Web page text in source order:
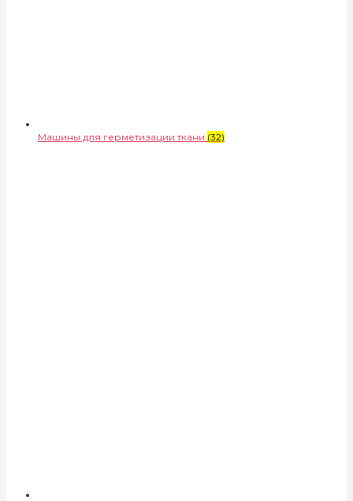
Машины для герметизации ткани (32)